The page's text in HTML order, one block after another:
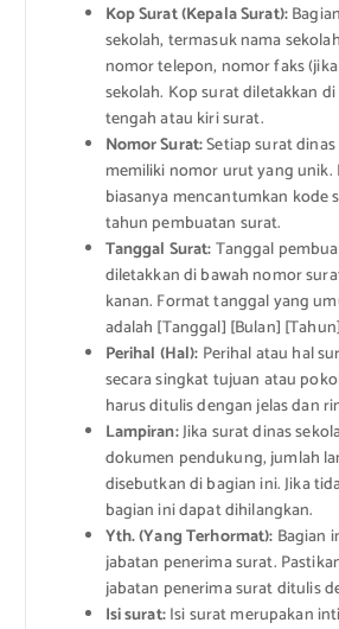
Kop Surat (Kepala Surat):
sekolah, termasuk nama
nomor telepon, nomor faks
sekolah. Kop surat diletakkan
tengah atau kiri surat.
Nomor Surat:Setiap surat
memiliki nomor urut yang
biasanya mencantumkan kode
tahun pembuatan surat.
Tanggal Surat:Tanggal
diletakkan di bawah nomor
kanan. Format tanggal yang
adalah [Tanggal] [Bulan]
Perihal (Hal): Perihal atau hal
secara singkat tujuan atau
harus ditulis dengan jelas dan
Lampiran:Jika surat dinas
dokumen pendukung, jumlah
disebutkan di bagian ini. Jika
bagian ini dapat dihilangkan.
Yth. (Yang Terhormat): Bagian
jabatan penerima surat.
jabatan penerima surat ditulis
Isi surat:Isi surat merupakan